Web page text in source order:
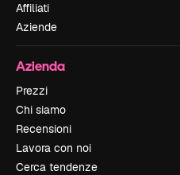
Affiliati
Aziende
Azienda
Prezzi
Chi siamo
Recensioni
Lavora con noi
Cerca tendenze